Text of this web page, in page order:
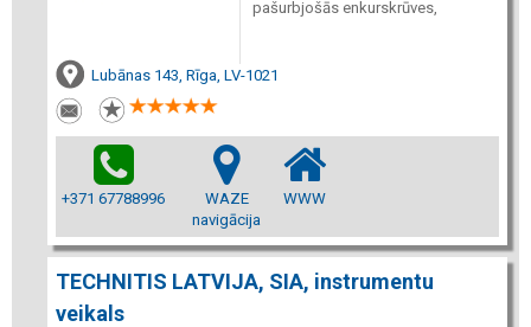
pašurbjošās enkurskrūves,
Lubānas 143, Rīga, LV-1021
+371 67788996
WAZE
navigācija
WWW
TECHNITIS LATVIJA, SIA, instrumentu
veikals